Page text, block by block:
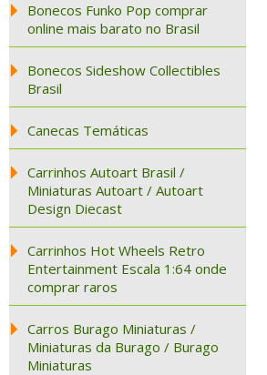
Bonecos Funko Pop comprar
online mais barato no Brasil
Bonecos Sideshow Collectibles
Brasil
Canecas Temáticas
Carrinhos Autoart Brasil /
Miniaturas Autoart / Autoart
Design Diecast
Carrinhos Hot Wheels Retro
Entertainment Escala 1:64 onde
comprar raros
Carros Burago Miniaturas /
Miniaturas da Burago / Burago
Miniaturas